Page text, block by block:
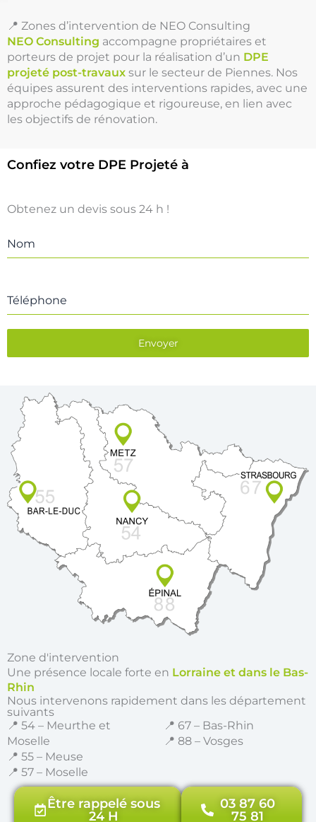
📍 Zones d’intervention de NEO Consulting
NEO Consulting accompagne propriétaires et
porteurs de projet pour la réalisation d’un DPE
projeté post-travaux sur le secteur de Piennes. Nos
équipes assurent des interventions rapides, avec une
approche pédagogique et rigoureuse, en lien avec
les objectifs de rénovation.
Confiez votre DPE Projeté à
Obtenez un devis sous 24 h !
Nom
Téléphone
Envoyer
Zone d'intervention
Une présence locale forte en Lorraine et dans le Bas-
Rhin
Nous intervenons rapidement dans les département
suivants
📍 54 – Meurthe et
Moselle
📍 55 – Meuse
📍 57 – Moselle
📍 67 – Bas-Rhin
📍 88 – Vosges
Être rappelé sous
24 H
03 87 60
75 81